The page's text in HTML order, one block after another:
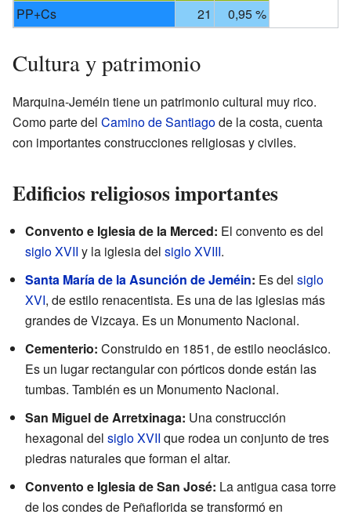
PP+Cs
21 0,95 %
Cultura y patrimonio
Marquina-Jeméin tiene un patrimonio cultural muy rico.
Como parte del Camino de Santiagode la costa, cuenta
con importantes construcciones religiosas y civiles.
Edificios religiosos importantes
Convento e Iglesia de la Merced: El convento es del
siglo XVII y la iglesia del siglo XVIII.
Santa María de la Asunción de Jeméin: Es del siglo
XVI, de estilo renacentista. Es una de las iglesias más
grandes de Vizcaya. Es un Monumento Nacional.
Cementerio: Construido en 1851, de estilo neoclásico.
Es un lugar rectangular con pórticos donde están las
tumbas. También es un Monumento Nacional.
San Miguel de Arretxinaga: Una construcción
hexagonal del siglo XVII que rodea un conjunto de tres
piedras naturales que forman el altar.
Convento e Iglesia de San José: La antigua casa torre
de los condes de Peñaflorida se transformó en